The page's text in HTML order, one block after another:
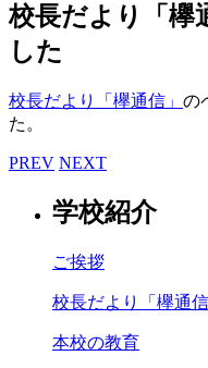
校長だより「欅
した
校長だより「欅通信」 の
た。
PREV NEXT
学校紹介
ご挨拶
校長だより「欅通信
本校の教育